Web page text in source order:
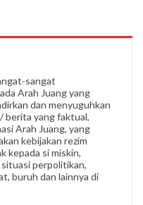
sangat
Arah Juang yang
dan menyuguhkan
berita yang faktual,
Arah Juang, yang
kebijakan rezim
kepada si miskin,
perpolitikan,
buruh dan lainnya di